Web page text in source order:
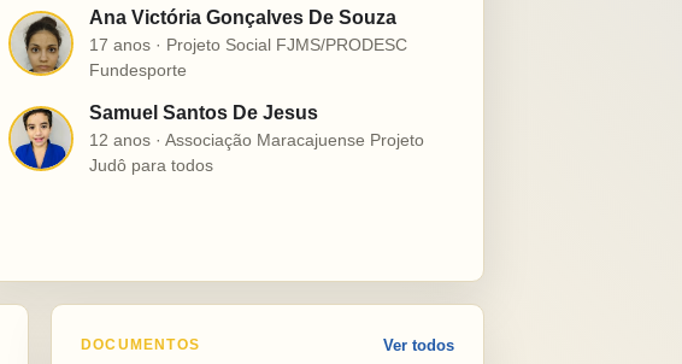
A
Ana Victória Gonçalves De Souza
17 anos · Projeto Social FJMS/PRODESC
Fundesporte
S
Samuel Santos De Jesus
12 anos · Associação Maracajuense Projeto
Judô para todos
DOCUMENTOS Ver todos